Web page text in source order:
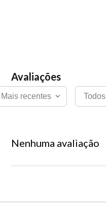
Mais recentes Todos
Nenhuma avaliação